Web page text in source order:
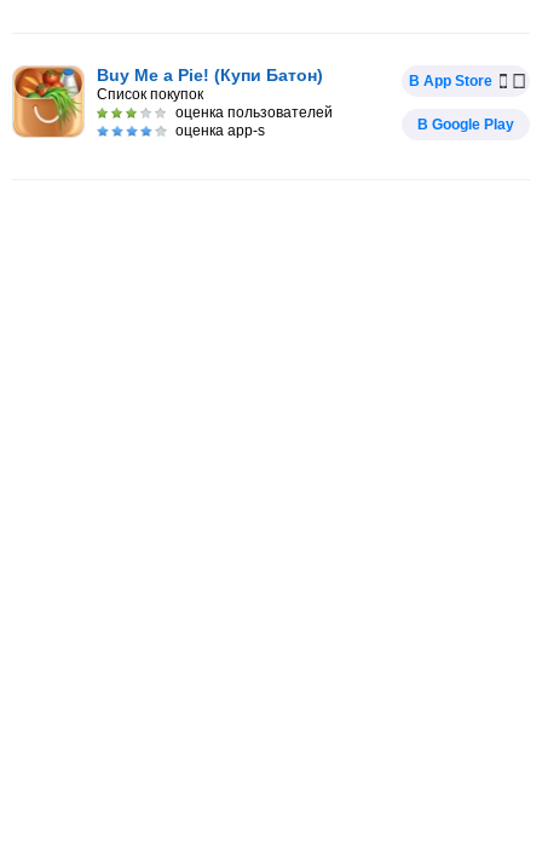
Buy Me a Pie! (Купи Батон)
Список покупок
оценка пользователей
оценка app-s
В App Store
В Google Play